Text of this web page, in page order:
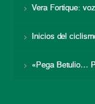
Vera Fortique:
Inicios del
«Pega Betulio…